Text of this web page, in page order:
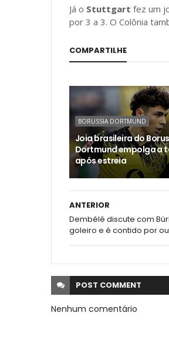
Já o Stuttgart fez um
por 3 a 3. O Colônia
COMPARTILHE
BORUSSIA DORTMUND
Joia brasileira do
Dortmund empolga a
após estreia
ANTERIOR
Dembélé discute com
goleiro e é contido por
POST COMMENT
Nenhum comentário